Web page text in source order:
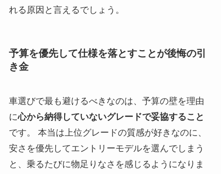
れる原因と言えるでしょう。
予算を優先して仕様を落とすことが後悔の引
き金
車選びで最も避けるべきなのは、予算の壁を理由
に心から納得していないグレードで妥協すること
です。 本当は上位グレードの質感が好きなのに、
安さを優先してエントリーモデルを選んでしまう
と、乗るたびに物足りなさを感じるようになりま